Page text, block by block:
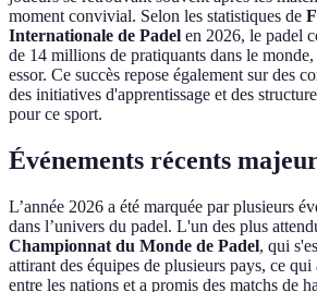
moment convivial. Selon les statistiques de
Internationale de Padel en 2026, le padel
de 14 millions de pratiquants dans le
essor. Ce succès repose également sur des
des initiatives d'apprentissage et des
pour ce sport.
Événements récents
L’année 2026 a été marquée par plusieurs
dans l’univers du padel. L'un des plus
Championnat du Monde de Padel, qui
attirant des équipes de plusieurs pays, ce
entre les nations et a promis des matchs de